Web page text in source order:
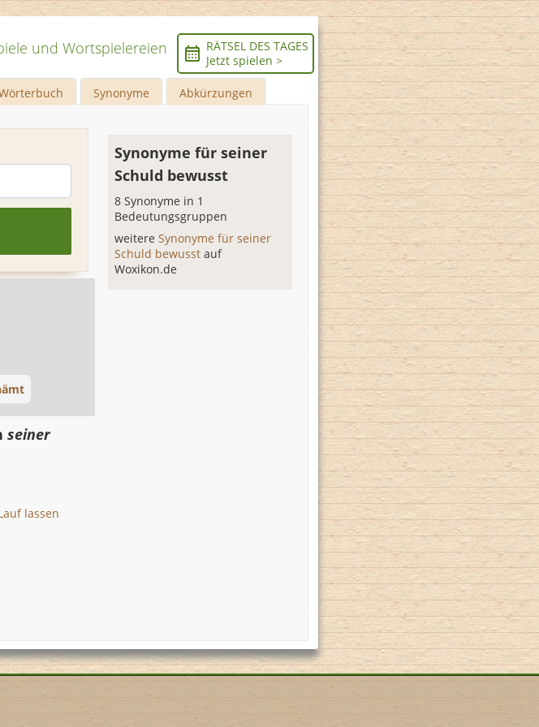
und Wortspielereien
RÄTSEL DES TAGES
Jetzt spielen >
Synonyme Abkürzungen
Synonyme für seiner
Schuld bewusst
8 Synonyme in 1
Bedeutungsgruppen
weitereSynonyme für seiner
Schuld bewusstauf
Woxikon.de
seiner
lassen